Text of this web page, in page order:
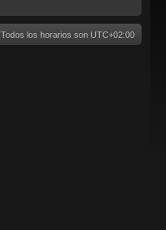
Todos los horarios son UTC+02:00